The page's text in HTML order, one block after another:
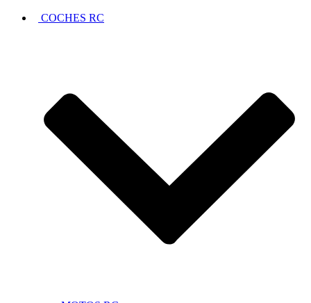
COCHES RC